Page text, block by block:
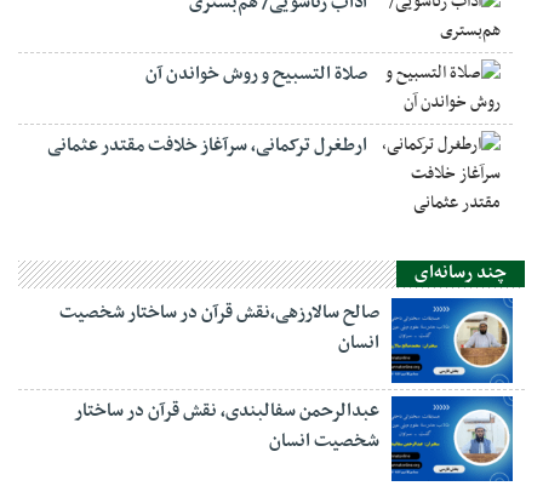
صلاة التسبيح و روش خواندن آن
ارطغرل ترکمانی، سرآغاز خلافت مقتدر عثمانی
چند رسانه‌ای
صالح سالارزهی،‌نقش قرآن در ساختار شخصیت
انسان
عبدالرحمن سفالبندی، نقش قرآن در ساختار
شخصیت انسان